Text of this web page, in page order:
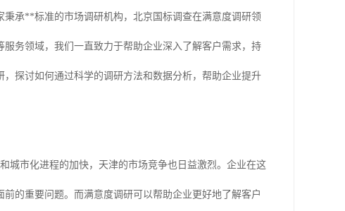
承**标准的市场调研机构，北京国标调查在满意度调研领
务领域，我们一直致力于帮助企业深入了解客户需求，持
探讨如何通过科学的调研方法和数据分析，帮助企业提升
城市化进程的加快，天津的市场竞争也日益激烈。企业在这
的重要问题。而满意度调研可以帮助企业更好地了解客户